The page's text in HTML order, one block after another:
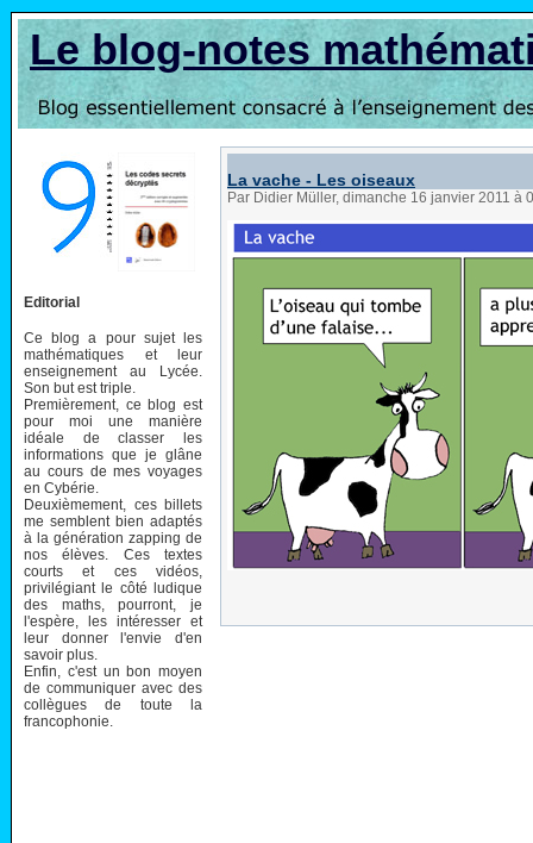
Le blog-notes
Editorial
Ce blog a pour sujet les
mathématiques et leur
enseignement au Lycée.
Son but est triple.
Premièrement, ce blog est
pour moi une manière
idéale de classer les
informations que je glâne
au cours de mes voyages
en Cybérie.
Deuxièmement, ces billets
me semblent bien adaptés
à la génération zapping de
nos élèves. Ces textes
courts et ces vidéos,
privilégiant le côté ludique
des maths, pourront, je
l'espère, les intéresser et
leur donner l'envie d'en
savoir plus.
Enfin, c'est un bon moyen
de communiquer avec des
collègues de toute la
francophonie.
La vache - Les oiseaux
Par Didier Müller, dimanche 16 janvier 2011 à